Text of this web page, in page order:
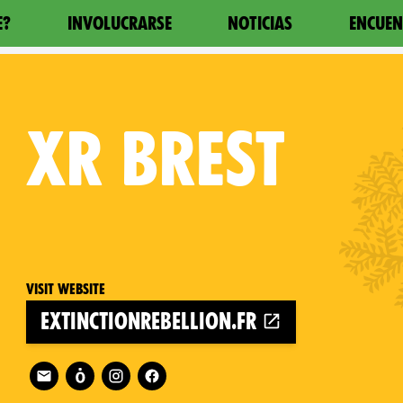
INVOLUCRARSE NOTICIAS
XR BREST
Visit website
extinctionrebellion.fr
Follow XR Brest on